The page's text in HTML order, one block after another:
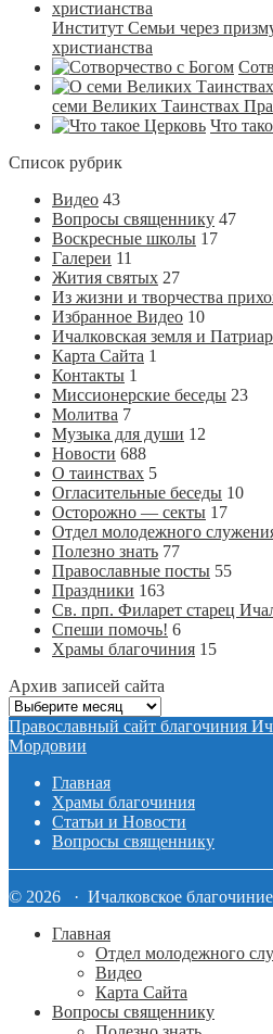
Институт Семьи через
христианства
семи Великих Таинствах
Что
Список рубрик
Видео 43
Вопросы священнику 47
Воскресные школы 17
Галереи 11
Жития святых 27
Из жизни и творчества
Избранное Видео 10
Ичалковская земля и
Карта Сайта 1
Контакты 1
Миссионерские беседы 23
Молитва 7
Музыка для души 12
Новости 688
О таинствах 5
Огласительные беседы 10
Осторожно — секты 17
Отдел молодежного
Полезно знать 77
Православные посты 55
Праздники 163
Св. прп. Филарет старец
Спеши помочь! 6
Храмы благочиния 15
Архив записей сайта
Архив
записей
сайта
Православный сайт благочиния
Мордовии
Главная
Храмы благочиния
Статьи и Новости
Вопросы священнику
© 2026 · Ичалковское
Главная
Отдел молодежного
Видео
Карта Сайта
Вопросы священнику